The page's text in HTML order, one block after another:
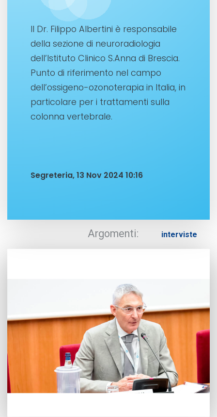
Il Dr. Filippo Albertini è responsabile
della sezione di neuroradiologia
dell’Istituto Clinico S.Anna di Brescia.
Punto di riferimento nel campo
dell’ossigeno-ozonoterapia in Italia, in
particolare per i trattamenti sulla
colonna vertebrale.
Segreteria, 13 Nov 2024 10:16
Argomenti: interviste